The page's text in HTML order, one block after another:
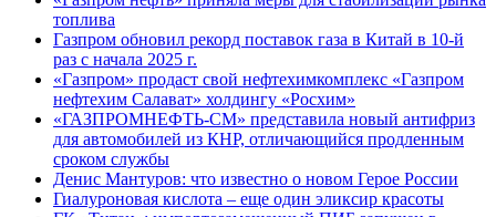
топлива
Газпром обновил рекорд поставок газа в Китай в 10-й
раз с начала 2025 г.
«Газпром» продаст свой нефтехимкомплекс «Газпром
нефтехим Салават» холдингу «Росхим»
«ГАЗПРОМНЕФТЬ-СМ» представила новый антифриз
для автомобилей из КНР, отличающийся продленным
сроком службы
Денис Мантуров: что известно о новом Герое России
Гиалуроновая кислота – еще один эликсир красоты